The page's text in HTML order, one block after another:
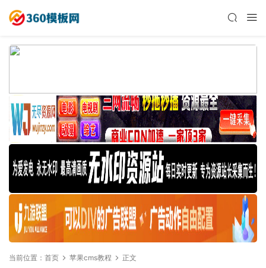
当前位置： 首页 苹果cms教程 正文